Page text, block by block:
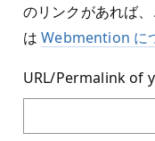
のリンクがあれば
はWebmention に
URL/Permalink of